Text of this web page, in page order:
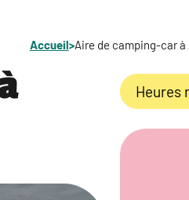
Accueil>Aire de camping-car à
Heures